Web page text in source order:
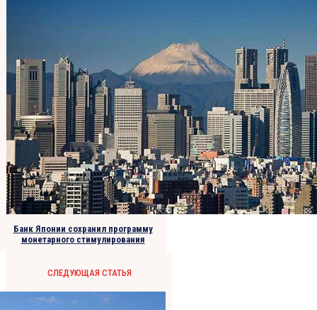
Банк Японии сохранил программу
монетарного стимулирования
СЛЕДУЮЩАЯ СТАТЬЯ